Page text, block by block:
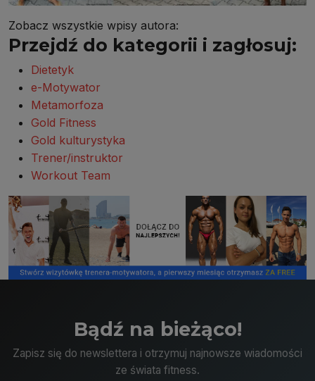
Zobacz wszystkie wpisy autora:
Przejdź do kategorii i zagłosuj:
Dietetyk
e-Motywator
Metamorfoza
Gold Fitness
Gold kulturystyka
Trener/instruktor
Workout Team
Bądź na bieżąco!
Zapisz się do newslettera i otrzymuj najnowsze wiadomości
ze świata fitness.